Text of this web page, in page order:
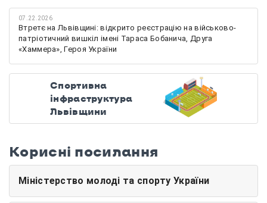
07.22.2026
Втретє на Львівщині: відкрито реєстрацію на військово-
патріотичний вишкіл імені Тараса Бобанича, Друга
«Хаммера», Героя України
Спортивна
інфраструктура
Львівщини
Корисні посилання
Міністерство молоді та спорту України